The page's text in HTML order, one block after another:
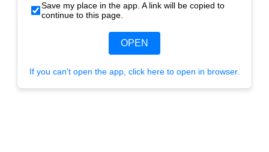
Save my place in the app. A link will be copied to
continue to this page.
OPEN
If you can't open the app, click here to open in browser.